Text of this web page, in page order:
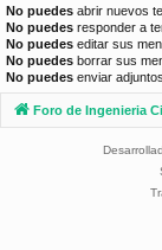
No puedes abrir nuevos
No puedes responder a
No puedes editar sus
No puedes borrar sus
No puedes enviar
Foro de Ingenieria